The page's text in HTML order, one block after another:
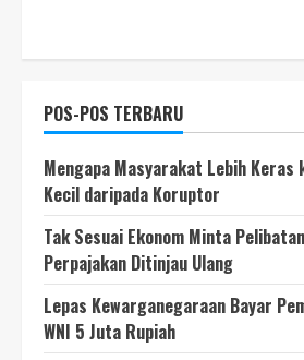
POS-POS TERBARU
Mengapa Masyarakat Lebih Keras
Kecil daripada Koruptor
Tak Sesuai Ekonom Minta
Perpajakan Ditinjau Ulang
Lepas Kewarganegaraan Bayar
WNI 5 Juta Rupiah